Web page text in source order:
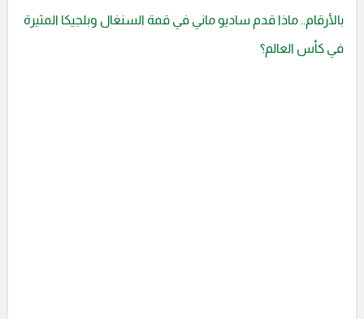
بالأرقام.. ماذا قدم ساديو ماني في قمة السنغال وبلجيكا المثيرة
في كأس العالم؟